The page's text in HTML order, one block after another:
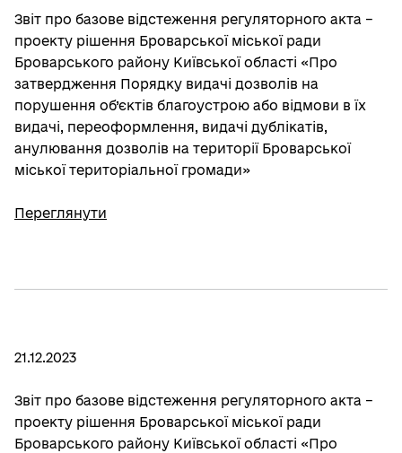
Звіт про базове відстеження регуляторного акта –
проекту рішення Броварської міської ради
Броварського району Київської області «Про
затвердження Порядку видачі дозволів на
порушення об’єктів благоустрою або відмови в їх
видачі, переоформлення, видачі дублікатів,
анулювання дозволів на території Броварської
міської територіальної громади»
Переглянути
21.12.2023
Звіт про базове відстеження регуляторного акта –
проекту рішення Броварської міської ради
Броварського району Київської області «Про